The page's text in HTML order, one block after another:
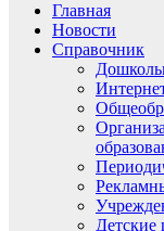
Главная
Новости
Справочник
Детские